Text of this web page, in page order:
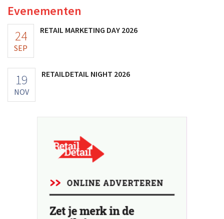
Evenementen
24
SEP
RETAIL MARKETING DAY 2026
19
NOV
RETAILDETAIL NIGHT 2026